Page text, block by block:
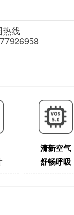
热线
清新空气
舒畅呼吸